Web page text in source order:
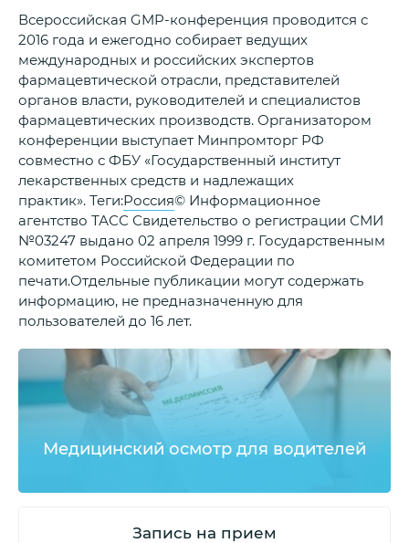
Всероссийская GMP-конференция проводится с
2016 года и ежегодно собирает ведущих
международных и российских экспертов
фармацевтической отрасли, представителей
органов власти, руководителей и специалистов
фармацевтических производств. Организатором
конференции выступает Минпромторг РФ
совместно с ФБУ «Государственный институт
лекарственных средств и надлежащих
практик». Теги:Россия© Информационное
агентство ТАСС Свидетельство о регистрации СМИ
№03247 выдано 02 апреля 1999 г. Государственным
комитетом Российской Федерации по
печати.Отдельные публикации могут содержать
информацию, не предназначенную для
пользователей до 16 лет.
Медицинский осмотр для водителей
Запись на прием